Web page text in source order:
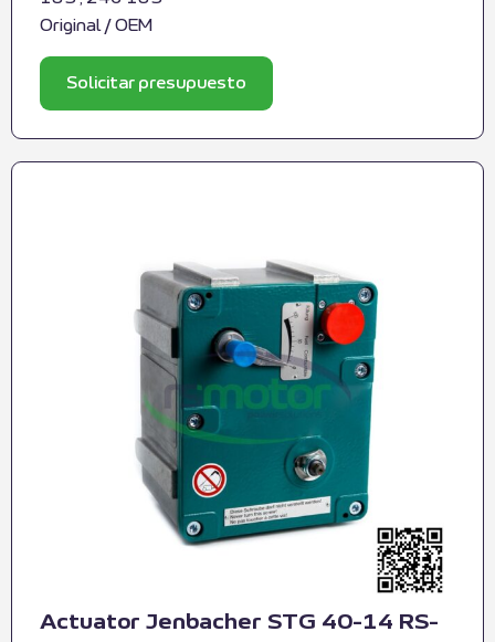
Original / OEM
Solicitar presupuesto
Actuator Jenbacher STG 40-14 RS-